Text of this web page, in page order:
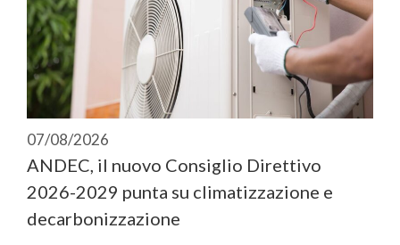
07/08/2026
ANDEC, il nuovo Consiglio Direttivo
2026-2029 punta su climatizzazione e
decarbonizzazione